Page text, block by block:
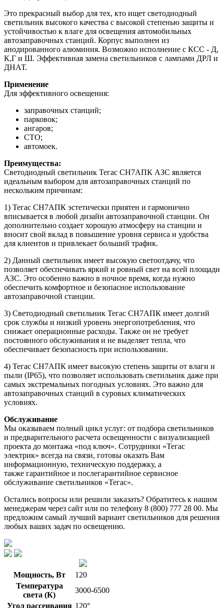
Это прекрасный выбор для тех, кто ищет светодиодный
светильник высокого качества с высокой степенью защиты и
устойчивостью к влаге для освещения автомобильных
автозаправочных станций. Корпус выполнен из
анодированного алюминия. Возможно исполнение с КСС - Д,
К,Г и Ш. Эффективная замена светильников с лампами ДРЛ и
ДНАТ.
Применение
Для эффективного освещения:
заправочных станций;
парковок;
ангаров;
СТО;
автомоек.
Преимущества:
Светодиодный светильник Тегас СН7АПК АЗС является
идеальным выбором для автозаправочных станций по
нескольким причинам:
1) Тегас СН7АПК эстетически приятен и гармонично
вписывается в любой дизайн автозаправочной станции. Он
дополнительно создает хорошую атмосферу на станции и
вносит свой вклад в повышение уровня сервиса и удобства
для клиентов и привлекает больший трафик.
2) Данный светильник имеет высокую светоотдачу, что
позволяет обеспечивать яркий и ровный свет на всей площади
АЗС. Это особенно важно в ночное время, когда нужно
обеспечить комфортное и безопасное использование
автозаправочной станции.
3) Светодиодный светильник Тегас СН7АПК имеет долгий
срок службы и низкий уровень энергопотребления, что
снижает операционные расходы. Также он не требует
постоянного обслуживания и не выделяет тепла, что
обеспечивает безопасность при использовании.
4) Тегас СН7АПК имеет высокую степень защиты от влаги и
пыли (IP65), что позволяет использовать светильник даже при
самых экстремальных погодных условиях. Это важно для
автозаправочных станций в суровых климатических
условиях.
Обслуживание
Мы оказываем полный цикл услуг: от подбора светильников
и предварительного расчета освещенности с визуализацией
проекта до монтажа «под ключ». Сотрудники «Тегас
электрик» всегда на связи, готовы оказать Вам
информационную, техническую поддержку, а
также гарантийное и послегарантийное сервисное
обслуживание светильников «Тегас».
Остались вопросы или решили заказать? Обратитесь к нашим
менеджерам через сайт или по телефону 8 (800) 777 28 00. Мы
предложим самый лучший вариант светильников для решения
любых ваших задач по освещению.
Мощность, Вт
120
Температура
света (К)
3000-6500
Угол рассеивания 120°